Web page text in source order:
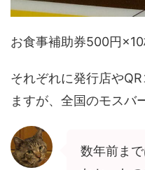
お食事補助券500円
それぞれに発行店や
ますが、全国のモスバ
数年前ま